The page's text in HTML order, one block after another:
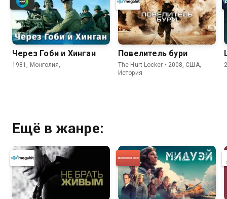
Через Гоби и Хинган
1981, Монголия,
Повелитель бури
The Hurt Locker • 2008, США,
История
Ещё в жанре: